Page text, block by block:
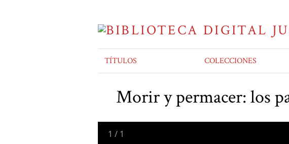
TÍTULOS COLECCIONES
Morir y permacer: los
1 / 1